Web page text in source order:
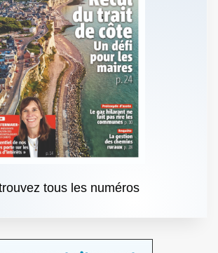
tous les numéros